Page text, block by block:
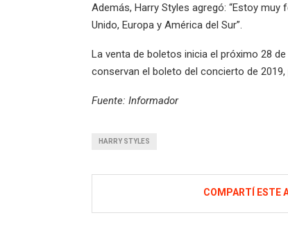
Además, Harry Styles agregó: “Estoy muy
Unido, Europa y América del Sur”.
La venta de boletos inicia el próximo 28
conservan el boleto del concierto de
Fuente: Informador
HARRY STYLES
COMPARTÍ ESTE